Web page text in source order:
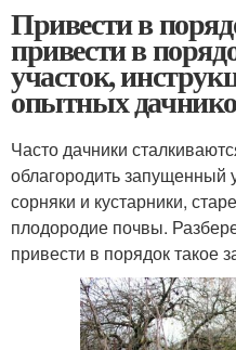
Привести в
привести в
участок,
опытных
Часто дачники
облагородить запущенный
сорняки и кустарники,
плодородие почвы.
привести в порядок такое